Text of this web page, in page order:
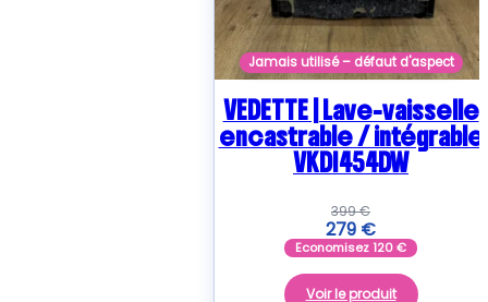
Jamais utilisé – défaut d'aspect
VEDETTE | Lave-vaisselle
encastrable / intégrable
VKDI454DW
399€
279 €
Economisez120€
Voir le produit